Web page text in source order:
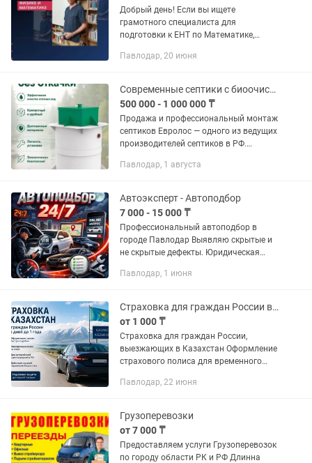
Добрый день! Если вы ищете
грамотного специалиста для
подготовки к ЕНТ по Математике,
грамотности, который точно знает всю
в команду...
Павлодар, 20 июня
Современные септики с биоочисткой. Без запаха, без откачки, без хлопот!
500 000 - 1 000 000 ₸
Продажа и профессиональный монтаж
септиков Евролос — одного из ведущих
производителей септиков в РФ.
Евролос: — не требуют постоянной
Павлодар, 1 августа
Автоэксперт - Автоподбор
7 000 - 15 000 ₸
Профессиональный автоподбор в
городе Павлодар Выявляю скрытые и
не скрытые дефекты. Юридическая
пробег на оригинальность и
Проверка...
Павлодар, 1 июня
Страховка для граждан России в Казахстан
от 1 000 ₸
Страховка для граждан России,
выезжающих в Казахстан Оформление
страхового полиса для временного
до 12 месяцев. ✔ Быстрое оформление
Павлодар, 22 июня
Грузоперевозки
от 7 000 ₸
Предоставляем услуги Грузоперевозок
по городу области РК и РФ Длинна